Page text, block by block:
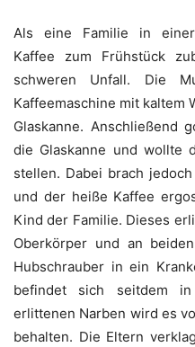
Als eine Familie in einer
Kaffee zum Frühstück
schweren Unfall. Die
Kaffeemaschine mit kaltem
Glaskanne. Anschließend
die Glaskanne und wollte
stellen. Dabei brach
und der heiße Kaffee
Kind der Familie. Dieses
Oberkörper und an
Hubschrauber in ein
befindet sich seitdem
erlittenen Narben wird es
behalten. Die Eltern